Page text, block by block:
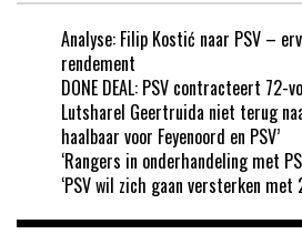
Analyse: Filip Kostić naar PSV –
rendement
DONE DEAL: PSV contracteert
Lutsharel Geertruida niet terug
haalbaar voor Feyenoord en PSV’
‘Rangers in onderhandeling met
‘PSV wil zich gaan versterken